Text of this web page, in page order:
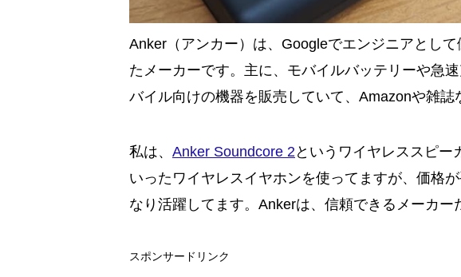
Anker（アンカー）は、Googleでエンジニアとし
たメーカーです。主に、モバイルバッテリーや急
バイル向けの機器を販売していて、Amazonや雑誌
私は、 Anker Soundcore 2 というワイヤレススピー
いったワイヤレスイヤホンを使ってますが、価格
なり活躍してます。Ankerは、信頼できるメーカー
スポンサードリンク